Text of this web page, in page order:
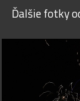
Ďalšie fotky